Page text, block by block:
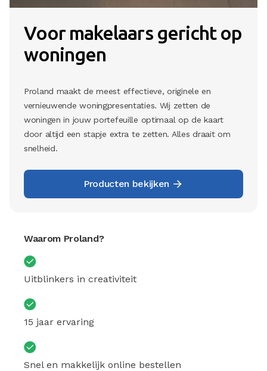
Voor makelaars gericht op
woningen
Proland maakt de meest effectieve, originele en
vernieuwende woningpresentaties. Wij zetten de
woningen in jouw portefeuille optimaal op de kaart
door altijd een stapje extra te zetten. Alles draait om
snelheid.
Producten bekijken
Waarom Proland?
Uitblinkers in creativiteit
15 jaar ervaring
Snel en makkelijk online bestellen